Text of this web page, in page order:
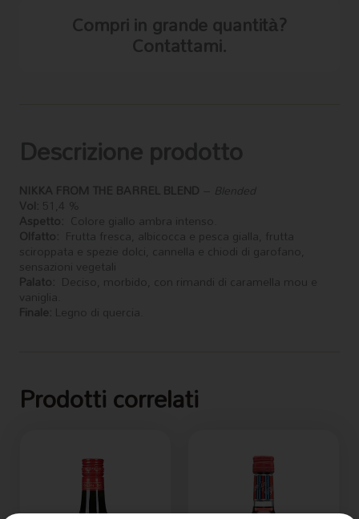
Compri in grande quantità?
Contattami.
Descrizione prodotto
NIKKA FROM THE BARREL BLEND Blended
Vol: 51,4 %
Aspetto: Colore giallo ambra intenso.
Olfatto: Frutta fresca, albicocca e pesca gialla, frutta
sciroppata e spezie dolci, cannella e chiodi di garofano,
sensazioni vegetali
Palato: Deciso, morbido, con rimandi di caramella mou e
vaniglia.
Finale: Legno di quercia.
Prodotti correlati